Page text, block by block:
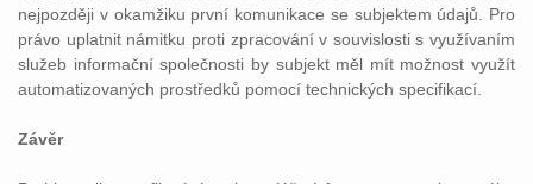
nejpozději v okamžiku první komunikace se subjektem údajů. Pro
právo uplatnit námitku proti zpracování v souvislosti s využívaním
služeb informační společnosti by subjekt měl mít možnost využít
automatizovaných prostředků pomocí technických specifikací.
Závěr